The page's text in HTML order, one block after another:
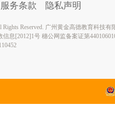
服务条款 隐私声明
Rights Reserved. 广州黄金高德教育科技有
息[2012]1号 穗公网监备案证第